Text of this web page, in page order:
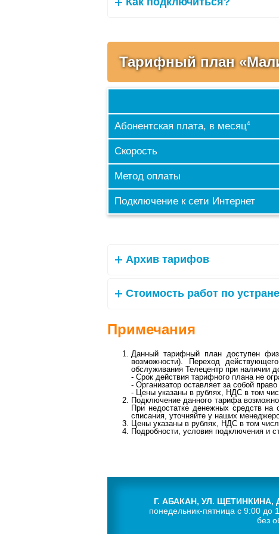
Тарифный план
Абонентская плата, в месяц4
Скорость
Метод оплаты
Подключение к сети Интернет
Архив тарифов
Стоимость работ по
Примечания
Данный тарифный план доступен
возможности). Переход
обслуживания Телецентр при наличии
- Срок действия тарифного плана не
- Организатор оставляет за собой
- Цены указаны в рублях, НДС в том
Подключение данного тарифа
При недостатке денежных средств на
списания, уточняйте у наших
Цены указаны в рублях, НДС в том
Подробности, условия подключения и
Г. АБАКАН, УЛ. ЩЕТИНКИНА,
понедельник-пятница с 9:00 до
без